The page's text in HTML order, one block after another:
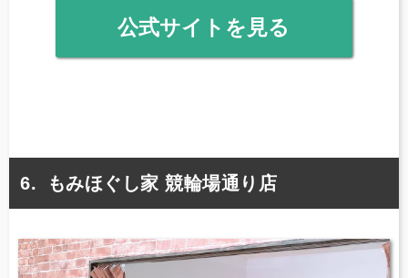
公式サイトを見る
もみほぐし家 競輪場通り店